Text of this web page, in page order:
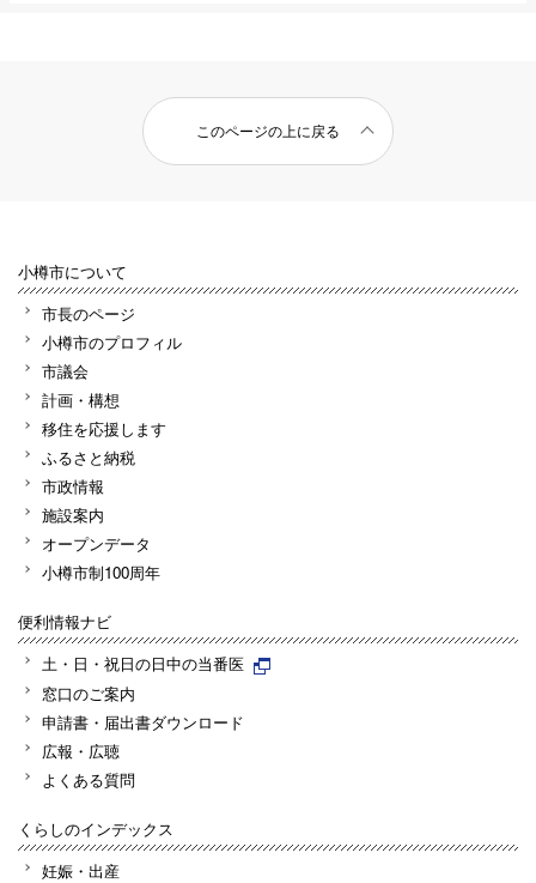
このページの上に戻る
小樽市について
市長のページ
小樽市のプロフィル
市議会
計画・構想
移住を応援します
ふるさと納税
市政情報
施設案内
オープンデータ
小樽市制100周年
便利情報ナビ
土・日・祝日の日中の当番医
窓口のご案内
申請書・届出書ダウンロード
広報・広聴
よくある質問
くらしのインデックス
妊娠・出産